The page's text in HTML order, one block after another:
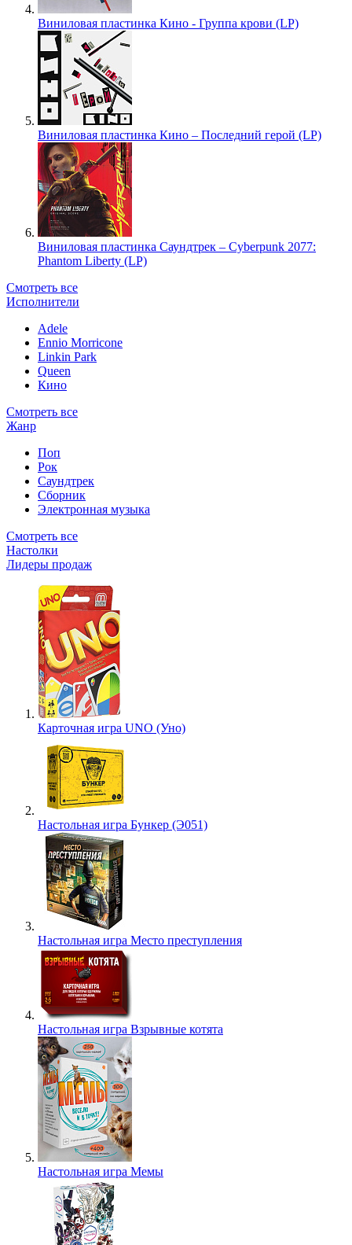
Виниловая пластинка Кино - Группа крови (LP)
Виниловая пластинка Кино – Последний герой (LP)
Виниловая пластинка Саундтрек – Cyberpunk 2077:
Phantom Liberty (LP)
Смотреть все
Исполнители
Adele
Ennio Morricone
Linkin Park
Queen
Кино
Смотреть все
Жанр
Поп
Рок
Саундтрек
Сборник
Электронная музыка
Смотреть все
Настолки
Лидеры продаж
Карточная игра UNO (Уно)
Настольная игра Бункер (Э051)
Настольная игра Место преступления
Настольная игра Взрывные котята
Настольная игра Мемы